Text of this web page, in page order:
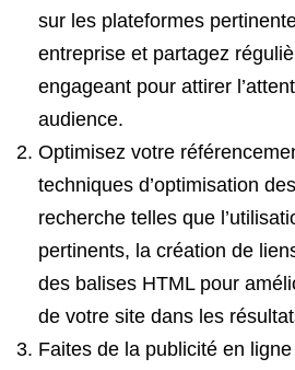
sur les plateformes
entreprise et partagez
engageant pour attirer
audience.
Optimisez votre
techniques d’optimisation
recherche telles que
pertinents, la création de
des balises HTML pour
de votre site dans les
Faites de la publicité en